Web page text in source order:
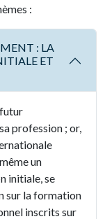
:
: LA
ET
profession ; or,
un
initiale, se
sur la formation
inscrits sur